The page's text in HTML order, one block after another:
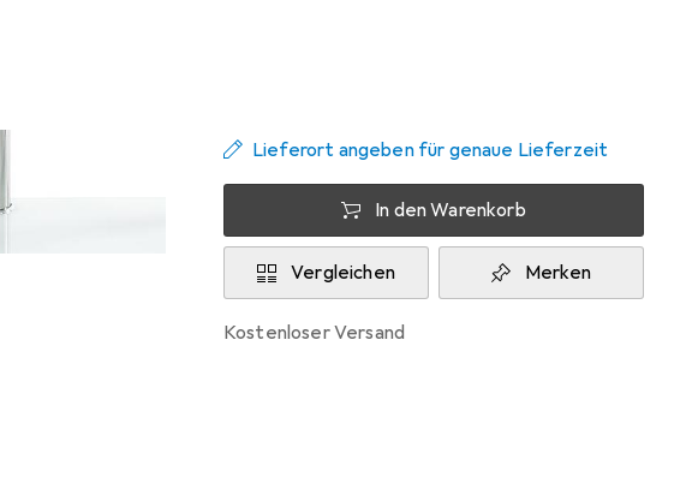
Lieferort angeben für genaue Lieferzeit
In den Warenkorb
Vergleichen Merken
kostenloser Versand